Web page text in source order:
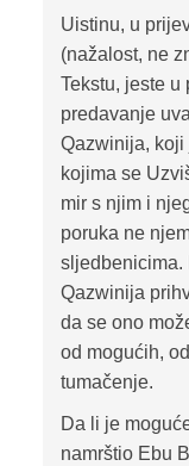
Uistinu, u
(nažalost, ne
Tekstu, jeste
predavanje
Qazwinija, koji
kojima se
mir s njim i
poruka ne
sljedbenicima.
Qazwinija
da se ono
od mogućih,
tumačenje.
Da li je
namrštio Ebu